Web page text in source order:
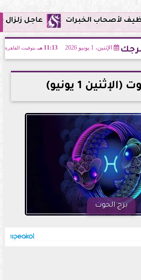
عاجل زلزال يشعر به سكان مصر
الإثنين، 1 يونيو 2026 11:13 مـ بتوقيت القاهرة
1 يونيو)
برج الحوت